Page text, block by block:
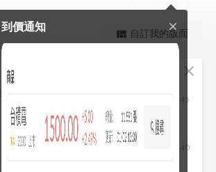
更強大的進階價量圖表
到價通知 close
view_quilt 自訂我的版面
close
40
45